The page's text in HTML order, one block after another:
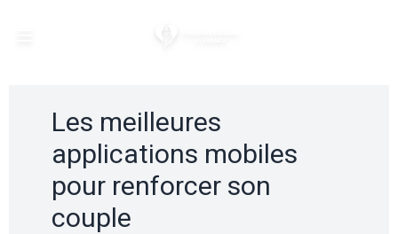
Les meilleures
applications mobiles
pour renforcer son
couple